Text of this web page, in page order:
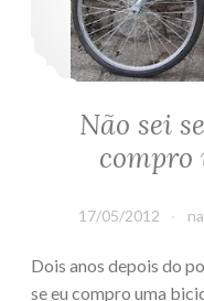
Não sei
17/05/2012
Dois anos depois do
se eu compro uma